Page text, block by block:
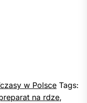
w Polsce Tags:
na rdze,